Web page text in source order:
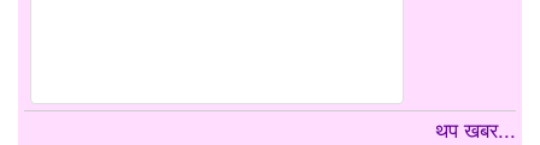
थप खबर...